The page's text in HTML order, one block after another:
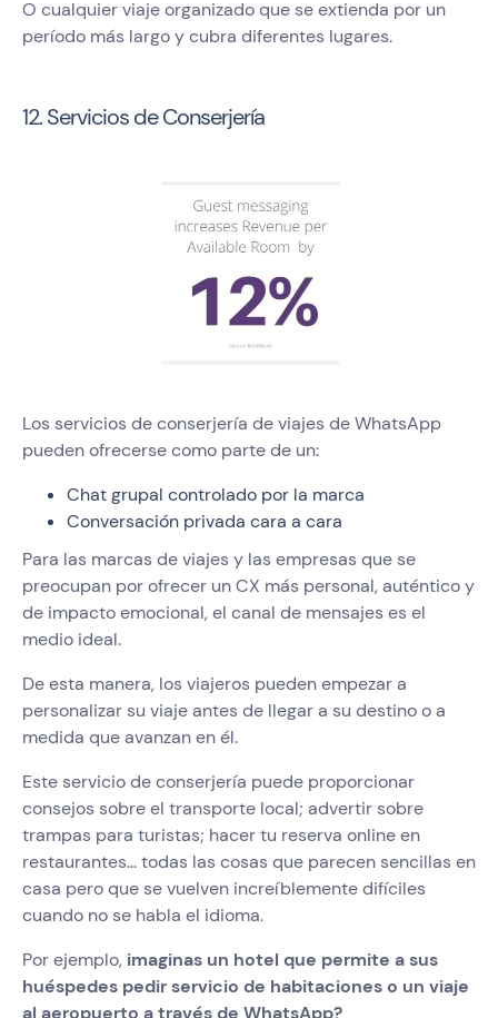
O cualquier viaje organizado que se extienda por un
período más largo y cubra diferentes lugares.
12. Servicios de Conserjería
Los servicios de conserjería de viajes de WhatsApp
pueden ofrecerse como parte de un:
Chat grupal controlado por la marca
Conversación privada cara a cara
Para las marcas de viajes y las empresas que se
preocupan por ofrecer un CX más personal, auténtico y
de impacto emocional, el canal de mensajes es el
medio ideal.
De esta manera, los viajeros pueden empezar a
personalizar su viaje antes de llegar a su destino o a
medida que avanzan en él.
Este servicio de conserjería puede proporcionar
consejos sobre el transporte local; advertir sobre
trampas para turistas; hacer tu reserva online en
restaurantes... todas las cosas que parecen sencillas en
casa pero que se vuelven increíblemente difíciles
cuando no se habla el idioma.
Por ejemplo, imaginas un hotel que permite a sus
huéspedes pedir servicio de habitaciones o un viaje